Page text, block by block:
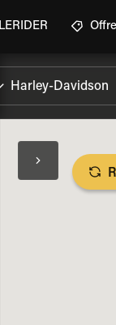
SPÉCIFICATIONS DE